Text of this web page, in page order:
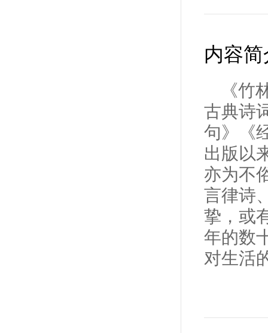
内容简
《
古典诗
句》《
出版以
亦为不
言律诗
挚，或
年的数
对生活